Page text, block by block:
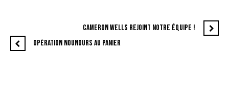
CAMERON WELLS REJOINT NOTRE ÉQUIPE !
OPÉRATION NOUNOURS AU PANIER